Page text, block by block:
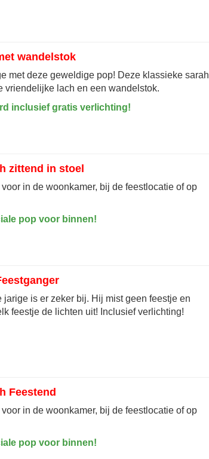
wandelstok
met deze geweldige pop! Deze klassieke sarah
vriendelijke lach en een wandelstok.
inclusief gratis verlichting!
zittend in stoel
in de woonkamer, bij de feestlocatie of op
pop voor binnen!
jarige is er zeker bij. Hij mist geen feestje en
feestje de lichten uit! Inclusief verlichting!
Feestend
in de woonkamer, bij de feestlocatie of op
pop voor binnen!